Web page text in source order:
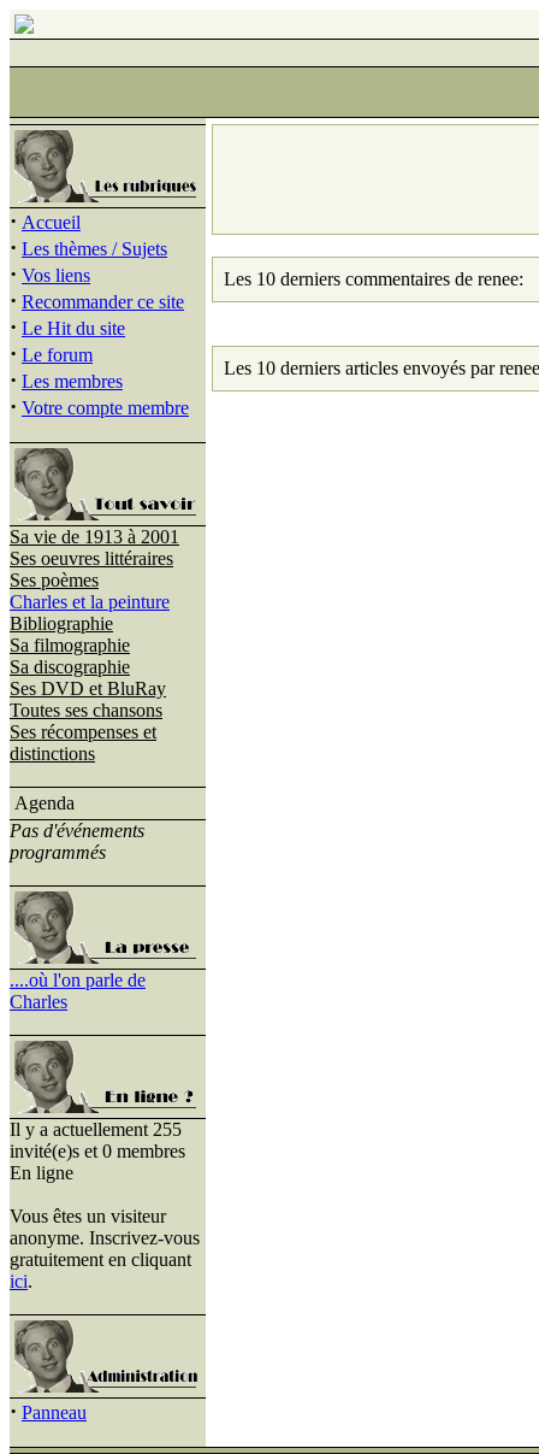
· Accueil
· Les thèmes / Sujets
· Vos liens
· Recommander ce site
· Le Hit du site
· Le forum
· Les membres
· Votre compte membre
Sa vie de 1913 à 2001
Ses oeuvres littéraires
Ses poèmes
Charles et la peinture
Bibliographie
Sa filmographie
Sa discographie
Ses DVD et BluRay
Toutes ses chansons
Ses récompenses et
distinctions
Agenda
Pas d'événements
programmés
....où l'on parle de
Charles
Il y a actuellement 255
invité(e)s et 0 membres
En ligne
Vous êtes un visiteur
anonyme. Inscrivez-vous
gratuitement en cliquant
ici.
· Panneau
Les 10 derniers commentaires de renee:
Les 10 derniers articles envoyés par